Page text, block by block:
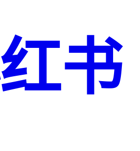
书